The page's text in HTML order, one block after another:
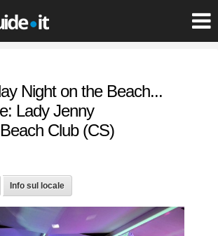
Night on the Beach...
Lady Jenny
Club (CS)
Info sul locale